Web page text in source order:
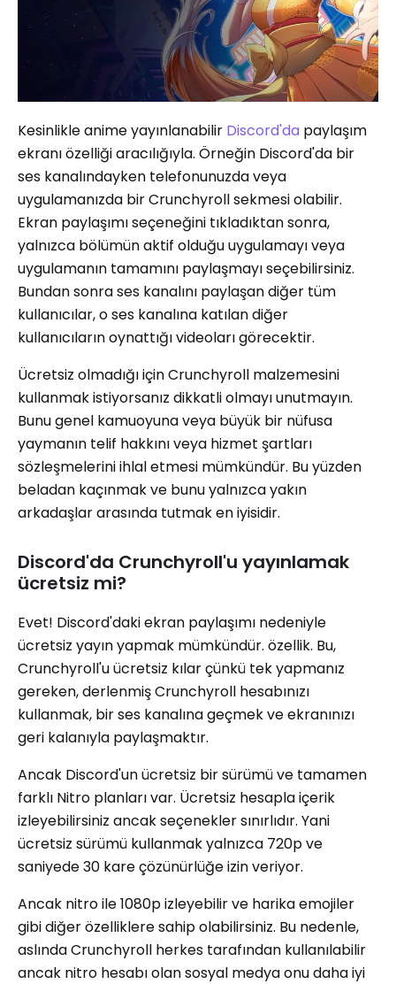
Kesinlikle anime yayınlanabilir Discord'da paylaşım
ekranı özelliği aracılığıyla. Örneğin Discord'da bir
ses kanalındayken telefonunuzda veya
uygulamanızda bir Crunchyroll sekmesi olabilir.
Ekran paylaşımı seçeneğini tıkladıktan sonra,
yalnızca bölümün aktif olduğu uygulamayı veya
uygulamanın tamamını paylaşmayı seçebilirsiniz.
Bundan sonra ses kanalını paylaşan diğer tüm
kullanıcılar, o ses kanalına katılan diğer
kullanıcıların oynattığı videoları görecektir.
Ücretsiz olmadığı için Crunchyroll malzemesini
kullanmak istiyorsanız dikkatli olmayı unutmayın.
Bunu genel kamuoyuna veya büyük bir nüfusa
yaymanın telif hakkını veya hizmet şartları
sözleşmelerini ihlal etmesi mümkündür. Bu yüzden
beladan kaçınmak ve bunu yalnızca yakın
arkadaşlar arasında tutmak en iyisidir.
Discord'da Crunchyroll'u yayınlamak
ücretsiz mi?
Evet! Discord'daki ekran paylaşımı nedeniyle
ücretsiz yayın yapmak mümkündür. özellik. Bu,
Crunchyroll'u ücretsiz kılar çünkü tek yapmanız
gereken, derlenmiş Crunchyroll hesabınızı
kullanmak, bir ses kanalına geçmek ve ekranınızı
geri kalanıyla paylaşmaktır.
Ancak Discord'un ücretsiz bir sürümü ve tamamen
farklı Nitro planları var. Ücretsiz hesapla içerik
izleyebilirsiniz ancak seçenekler sınırlıdır. Yani
ücretsiz sürümü kullanmak yalnızca 720p ve
saniyede 30 kare çözünürlüğe izin veriyor.
Ancak nitro ile 1080p izleyebilir ve harika emojiler
gibi diğer özelliklere sahip olabilirsiniz. Bu nedenle,
aslında Crunchyroll herkes tarafından kullanılabilir
ancak nitro hesabı olan sosyal medya onu daha iyi